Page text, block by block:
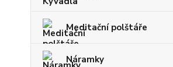
Meditační polštáře
Náramky